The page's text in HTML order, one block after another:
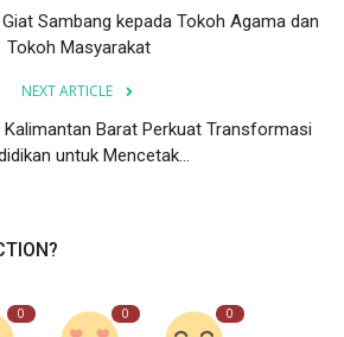
Sambang kepada Tokoh Agama dan
Tokoh Masyarakat
NEXT ARTICLE
Barat Perkuat Transformasi
untuk Mencetak...
0 0 0